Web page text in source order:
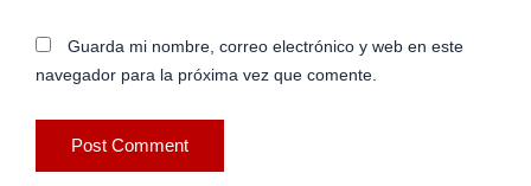
Guarda mi nombre, correo electrónico y web en este
navegador para la próxima vez que comente.